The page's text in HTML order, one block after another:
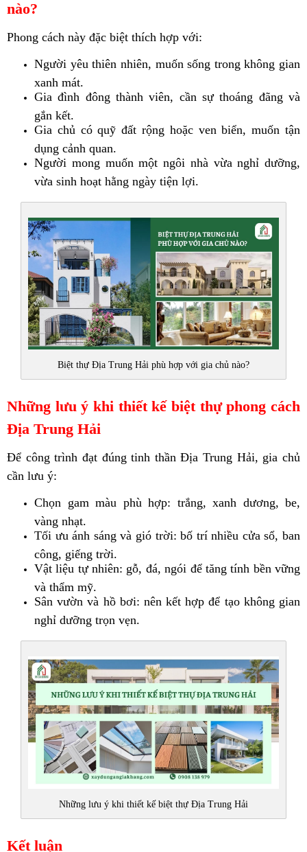
nào?
Phong cách này đặc biệt thích hợp với:
Người yêu thiên nhiên, muốn sống trong không gian
xanh mát.
Gia đình đông thành viên, cần sự thoáng đãng và
gắn kết.
Gia chủ có quỹ đất rộng hoặc ven biển, muốn tận
dụng cảnh quan.
Người mong muốn một ngôi nhà vừa nghỉ dưỡng,
vừa sinh hoạt hằng ngày tiện lợi.
Biệt thự Địa Trung Hải phù hợp với gia chủ nào?
Những lưu ý khi thiết kế biệt thự phong cách
Địa Trung Hải
Để công trình đạt đúng tinh thần Địa Trung Hải, gia chủ
cần lưu ý:
Chọn gam màu phù hợp: trắng, xanh dương, be,
vàng nhạt.
Tối ưu ánh sáng và gió trời: bố trí nhiều cửa sổ, ban
công, giếng trời.
Vật liệu tự nhiên: gỗ, đá, ngói để tăng tính bền vững
và thẩm mỹ.
Sân vườn và hồ bơi: nên kết hợp để tạo không gian
nghỉ dưỡng trọn vẹn.
Những lưu ý khi thiết kế biệt thự Địa Trung Hải
Kết luận